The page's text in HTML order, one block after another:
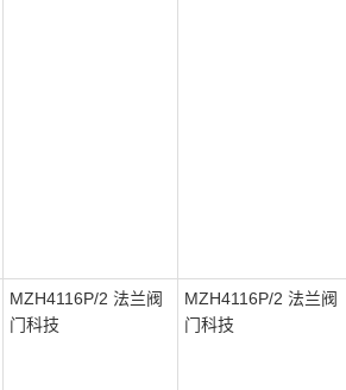
MZH4116P/2 法兰阀
门科技
MZH4116P/2 法兰阀
门科技